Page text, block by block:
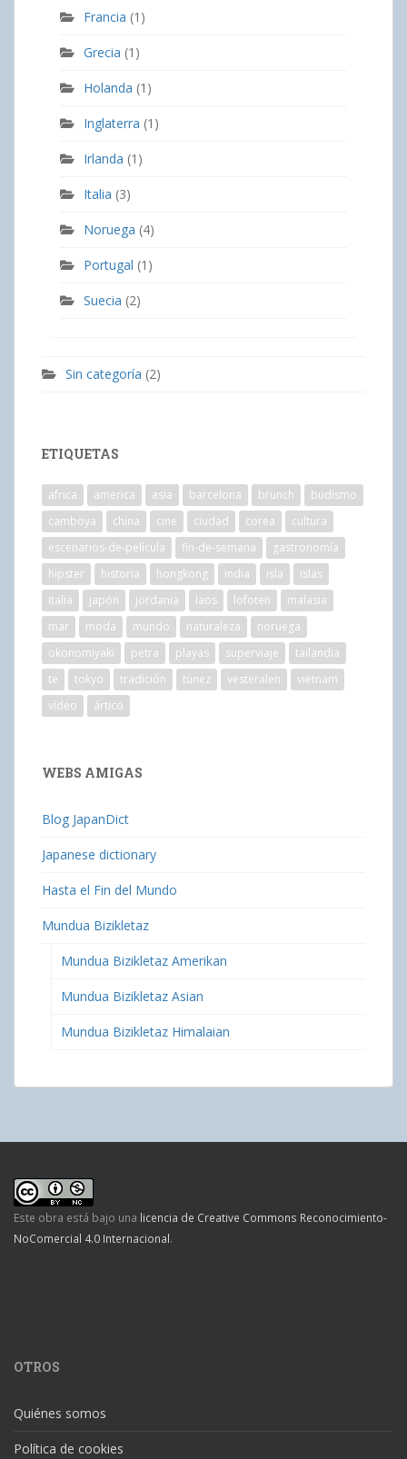
Francia (1)
Grecia (1)
Holanda (1)
Inglaterra (1)
Irlanda (1)
Italia (3)
Noruega (4)
Portugal (1)
Suecia (2)
Sin categoría (2)
ETIQUETAS
africa america asia barcelona brunch
budismo
camboya
china cine ciudad corea
cultura
escenarios-de-película
fin-de-semana
gastronomía
hipster
historia hongkong india isla
islas
italia
japón jordania laos lofoten
malasia
mar
moda mundo naturaleza
noruega
okonomiyaki
petra playas superviaje
tailandia
te
tokyo tradición túnez vesteralen
vietnam
vídeo
ártico
WEBS AMIGAS
Blog JapanDict
Japanese dictionary
Hasta el Fin del Mundo
Mundua Bizikletaz
Mundua Bizikletaz Amerikan
Mundua Bizikletaz Asian
Mundua Bizikletaz Himalaian
Este obra está bajo una licencia de Creative Commons Reconocimiento-
NoComercial 4.0 Internacional.
OTROS
Quiénes somos
Política de cookies